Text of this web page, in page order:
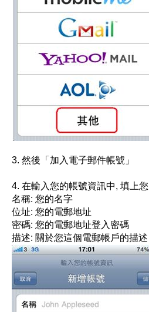
3. 然後「加入電子郵件帳號」
4. 在輸入您的帳號資訊中, 填上
名稱: 您的名字
位址: 您的電郵地址
密碼: 您的電郵地址登入密碼
描述: 關於您這個電郵帳戶的描述